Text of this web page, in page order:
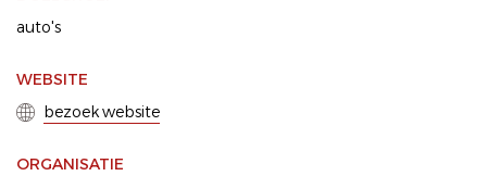
auto's
WEBSITE
bezoek website
ORGANISATIE